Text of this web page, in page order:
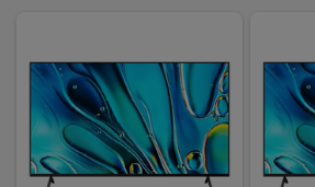
NAMA
KATALOZI